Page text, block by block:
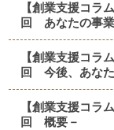
【創業支援コ
回 あなたの事業
【創業支援コ
回 今後、あな
【創業支援コ
回 概要－